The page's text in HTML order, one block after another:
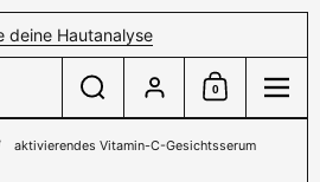
deine Hautanalyse
Konto
Einkaufswagen
0 Menü
aktivierendes Vitamin-C-Gesichtsserum